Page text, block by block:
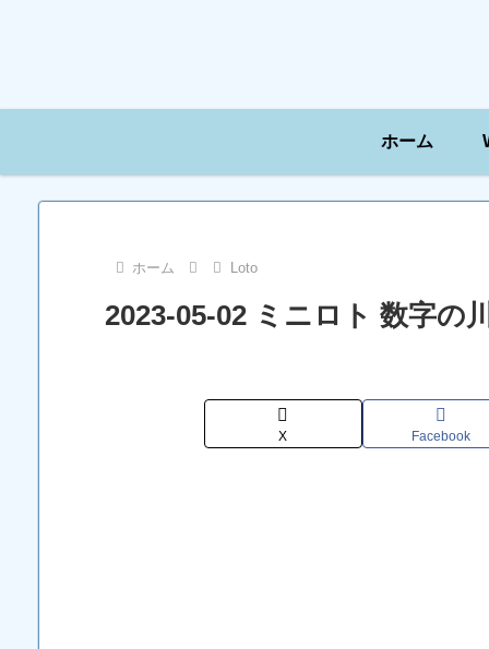
ホーム
ホーム Loto
2023-05-02 ミニロト 数字の
X Facebook